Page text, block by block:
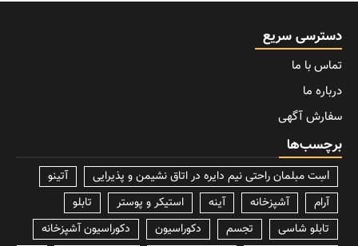
دسترسی سریع
تماس با ما
درباره ما
سفارش آگهی
برچسب‌ها
lسِت مبلمان راحتی نیم دایره در اتاق نشیمن و پذیرایی
آتینو
آرام
آشپزخانه آینه استیکر و پوستر
تابلو
تابلو شاسی
تجسم دکوراسیون
دکوراسیون آشپزخانه